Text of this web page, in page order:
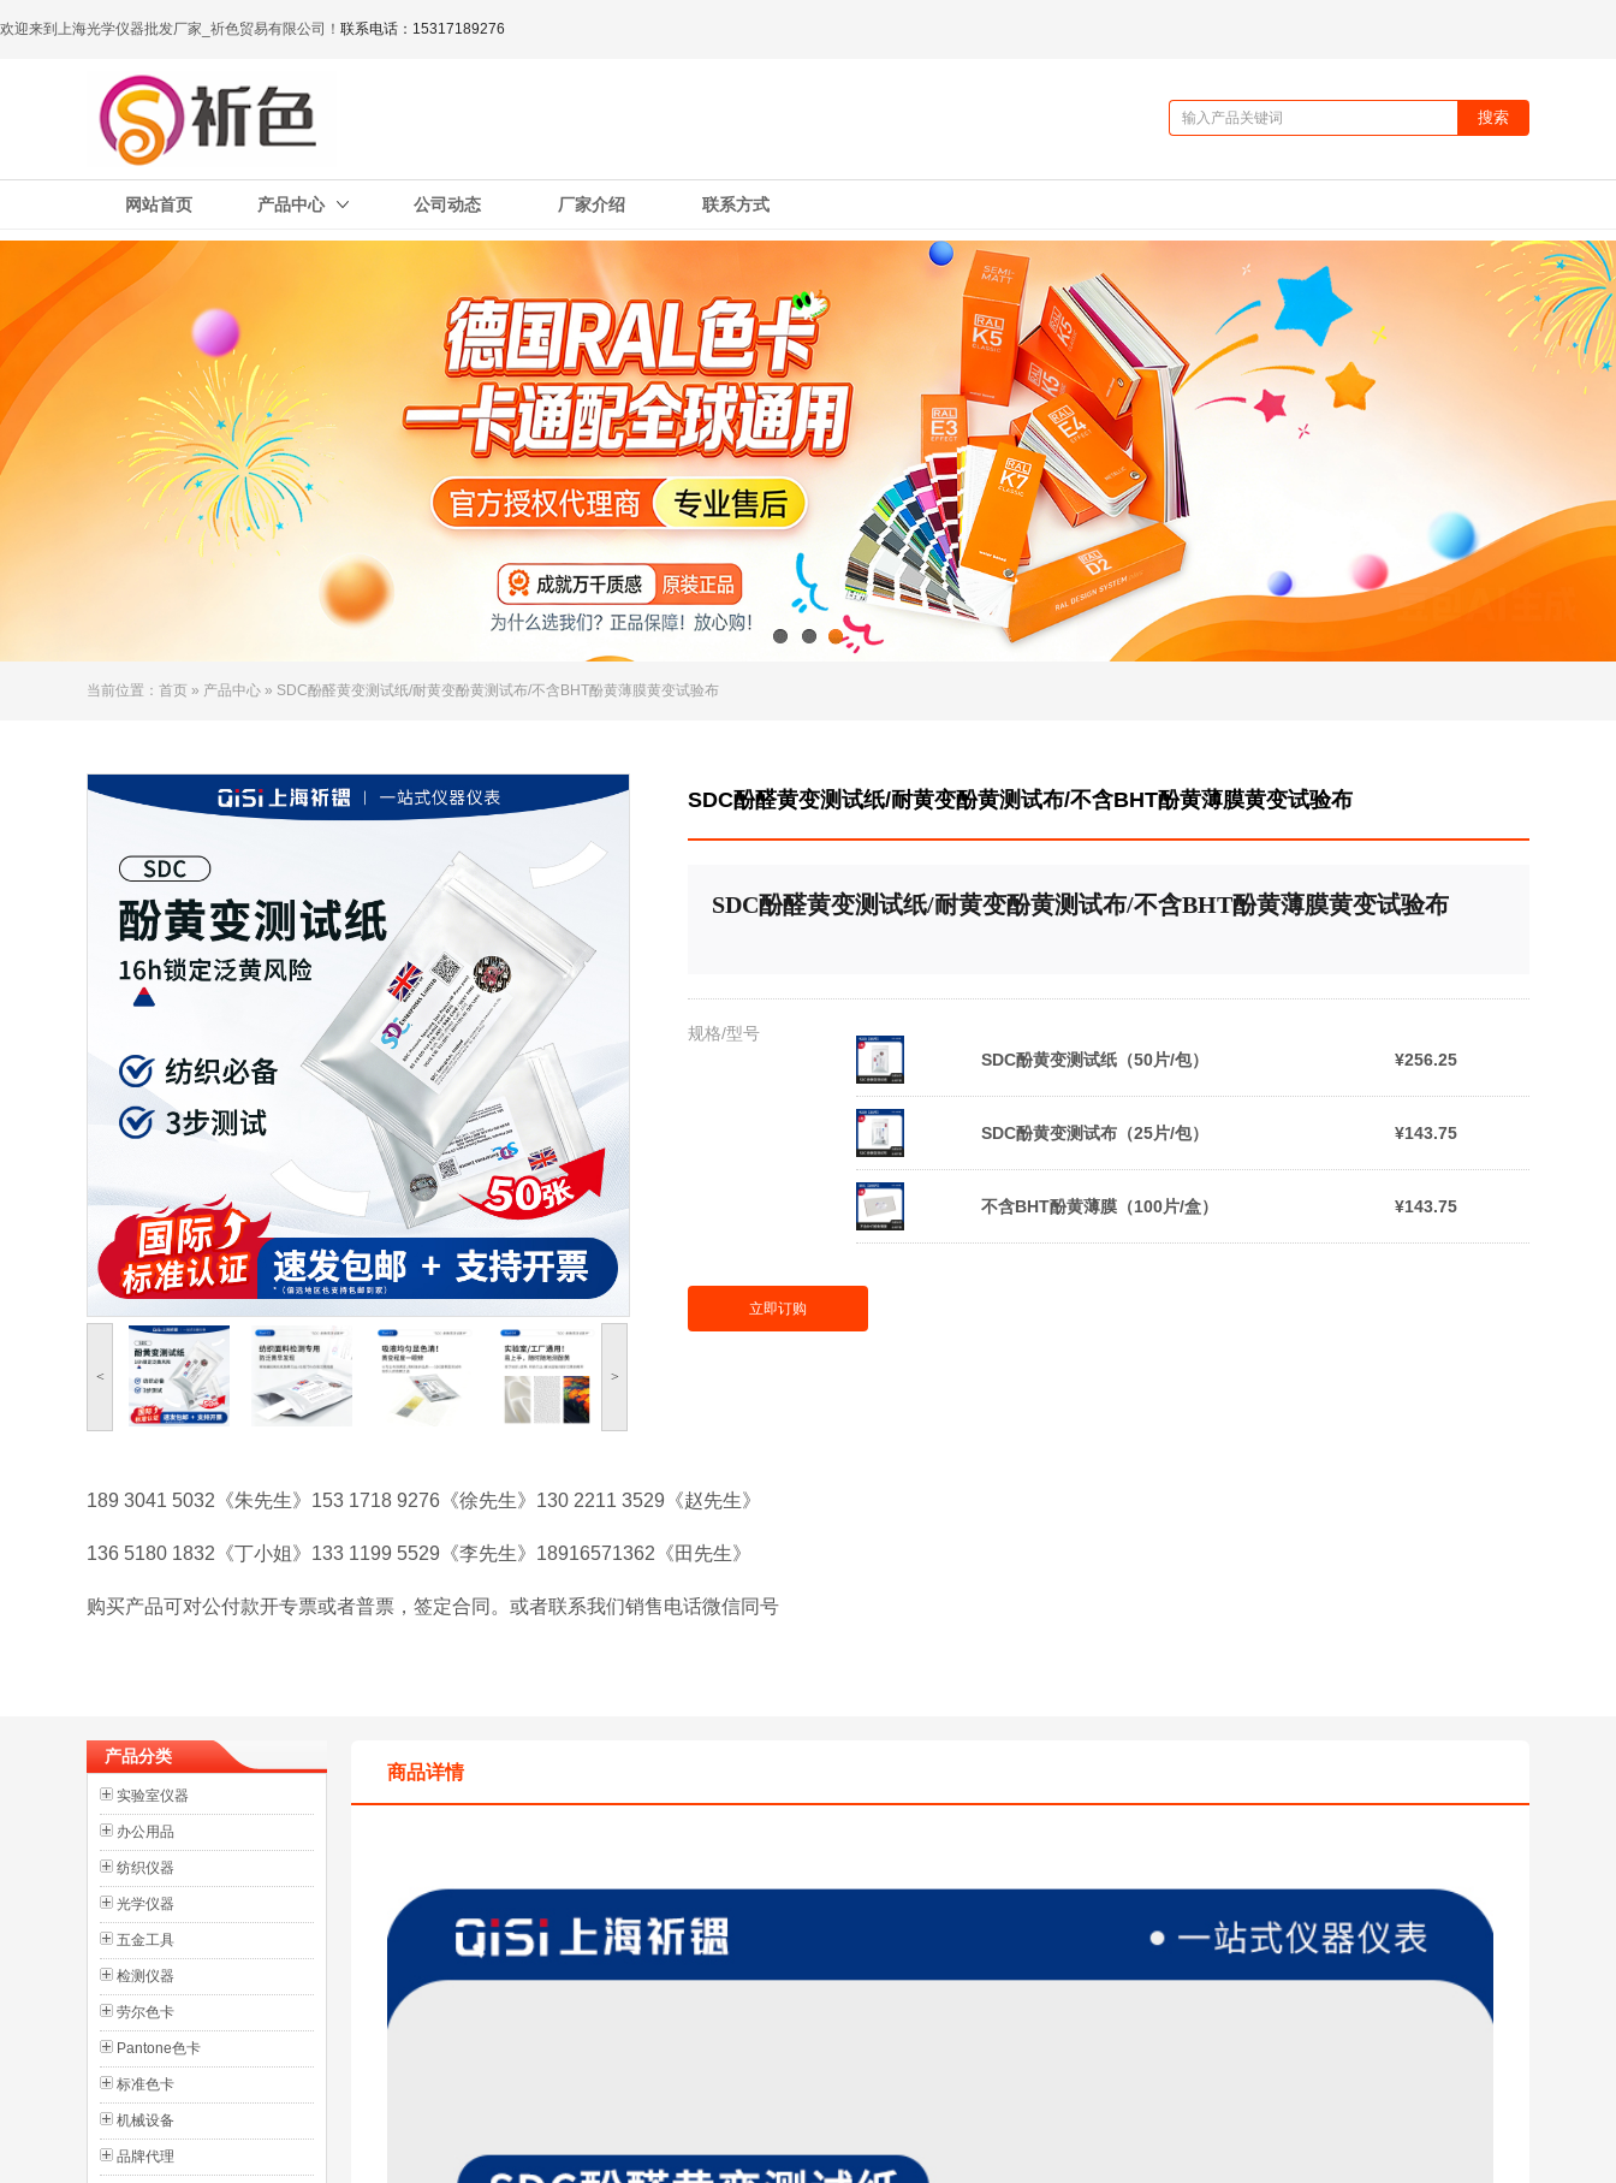
欢迎来到上海光学仪器批发厂家_祈色贸易有限公司！ 联系电话：15317189276
网站首页 产品中心 公司动态 厂家介绍 联系方式
当前位置： 首页 » 产品中心 » SDC酚醛黄变测试纸/耐黄变酚黄测试布/不含BHT酚黄薄膜黄变试验布
< >
SDC酚醛黄变测试纸/耐黄变酚黄测试布/不含BHT酚黄薄膜黄变试验布
SDC酚醛黄变测试纸/耐黄变酚黄测试布/不含BHT酚黄薄膜黄变试验布
规格/型号
SDC酚黄变测试纸（50片/包）
¥256.25
SDC酚黄变测试布（25片/包） ¥143.75
不含BHT酚黄薄膜（100片/盒） ¥143.75
立即订购
189 3041 5032《朱先生》153 1718 9276《徐先生》130 2211 3529《赵先生》
136 5180 1832《丁小姐》133 1199 5529《李先生》18916571362《田先生》
购买产品可对公付款开专票或者普票，签定合同。或者联系我们销售电话微信同号
产品分类
实验室仪器
办公用品
纺织仪器
光学仪器
五金工具
检测仪器
劳尔色卡
Pantone色卡
标准色卡
机械设备
品牌代理
商品详情